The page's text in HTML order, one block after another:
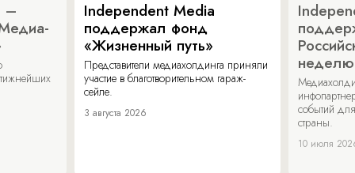
–
Independent Media
поддержал фонд
«Жизненный путь»
Представители медиахолдинга приняли
участие в благотворительном гараж-
сейле.
3 августа 2026
неделю
событий
страны.
10 июля